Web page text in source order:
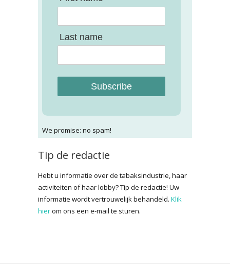
Last name
Subscribe
We promise: no spam!
Tip de redactie
Hebt u informatie over de tabaksindustrie, haar
activiteiten of haar lobby? Tip de redactie! Uw
informatie wordt vertrouwelijk behandeld. Klik
hierom ons een e-mail te sturen.